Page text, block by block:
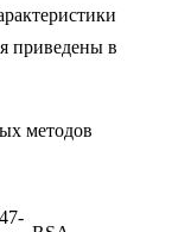
приведены в
методов